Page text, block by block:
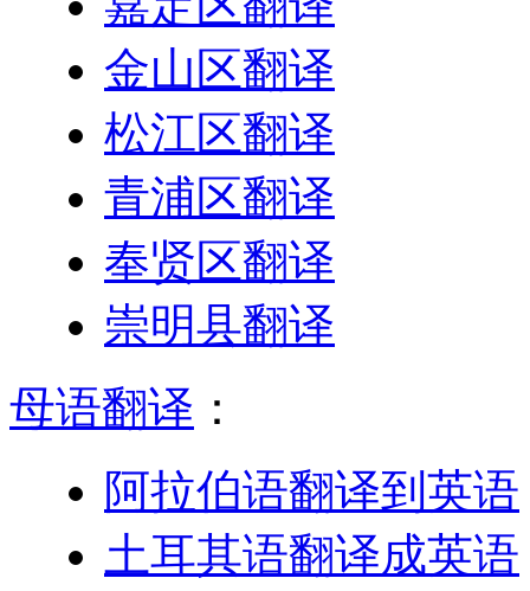
金山区翻译
松江区翻译
青浦区翻译
奉贤区翻译
崇明县翻译
母语翻译 ：
阿拉伯语翻译到英语
土耳其语翻译成英语